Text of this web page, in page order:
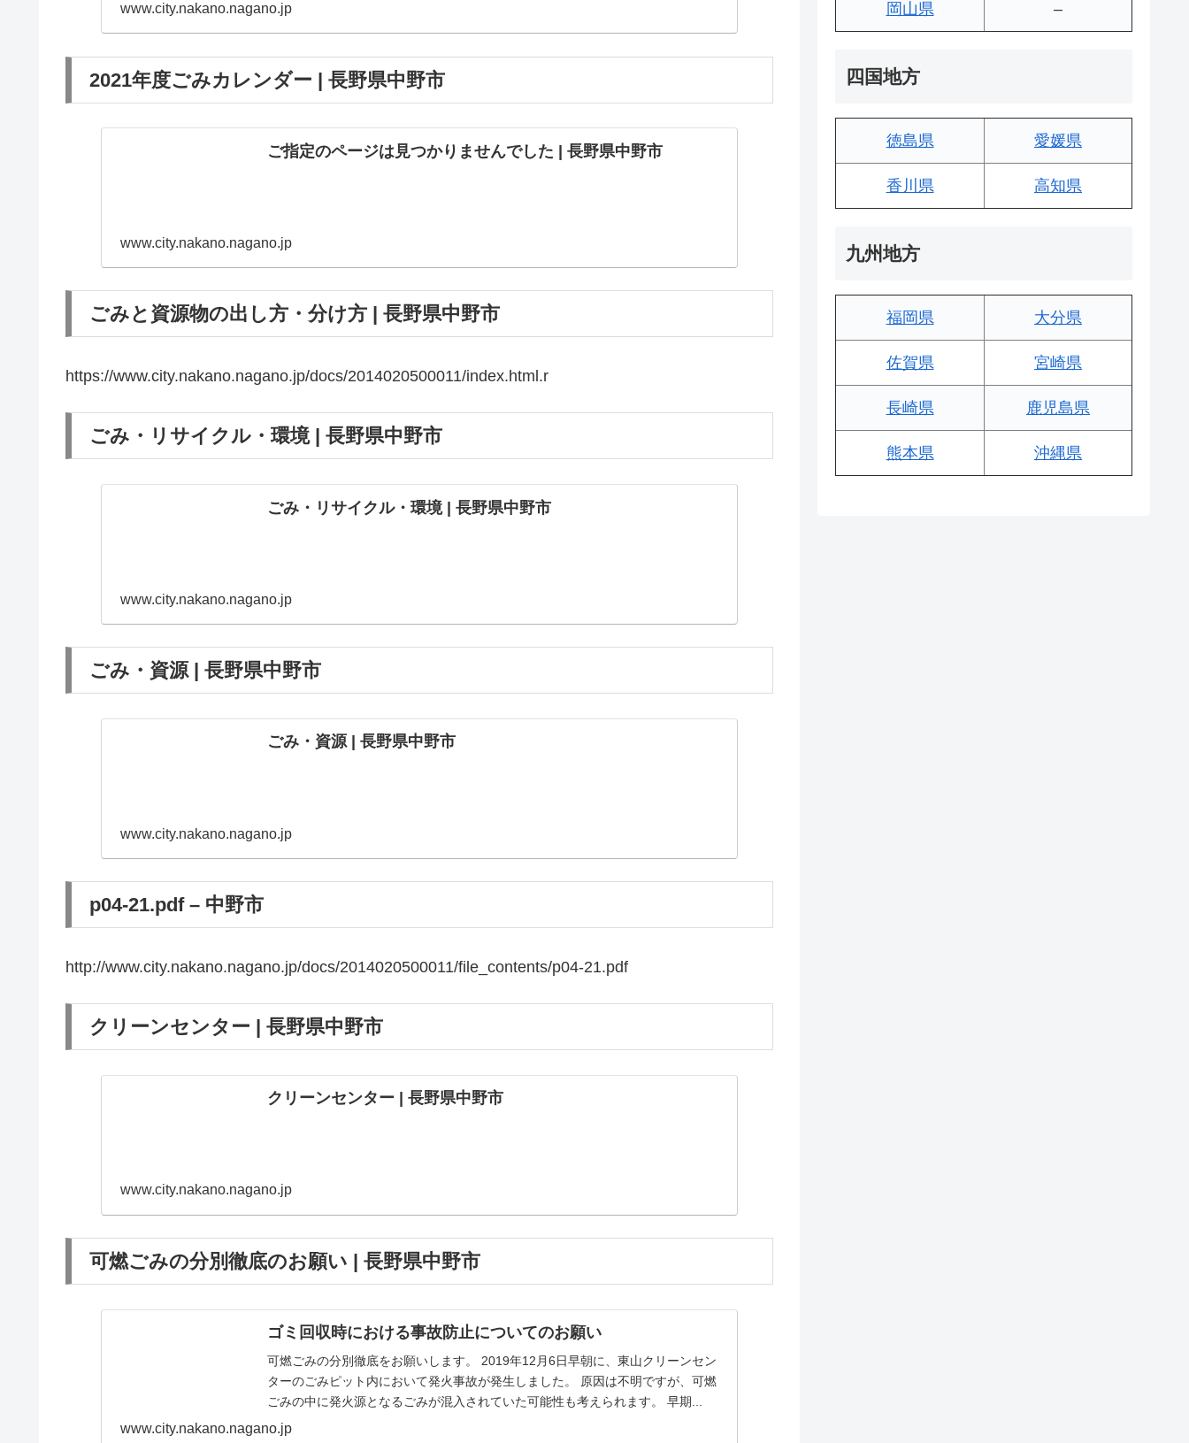
www.city.nakano.nagano.jp
2021年度ごみカレンダー | 長野県中野市
ご指定のページは見つかりませんでした | 長野県中野市
www.city.nakano.nagano.jp
ごみと資源物の出し方・分け方 | 長野県中野市
https://www.city.nakano.nagano.jp/docs/2014020500011/index.html.r
ごみ・リサイクル・環境 | 長野県中野市
ごみ・リサイクル・環境 | 長野県中野市
www.city.nakano.nagano.jp
ごみ・資源 | 長野県中野市
ごみ・資源 | 長野県中野市
www.city.nakano.nagano.jp
p04-21.pdf – 中野市
http://www.city.nakano.nagano.jp/docs/2014020500011/file_contents/p04-21.pdf
クリーンセンター | 長野県中野市
クリーンセンター | 長野県中野市
www.city.nakano.nagano.jp
可燃ごみの分別徹底のお願い | 長野県中野市
ゴミ回収時における事故防止についてのお願い
可燃ごみの分別徹底をお願いします。 2019年12月6日早朝に、東山クリーンセン
ターのごみピット内において発火事故が発生しました。 原因は不明ですが、可燃
ごみの中に発火源となるごみが混入されていた可能性も考えられます。 早期...
www.city.nakano.nagano.jp
岡山県 –
四国地方
徳島県 愛媛県
香川県 高知県
九州地方
福岡県 大分県
佐賀県 宮崎県
長崎県 鹿児島県
熊本県 沖縄県